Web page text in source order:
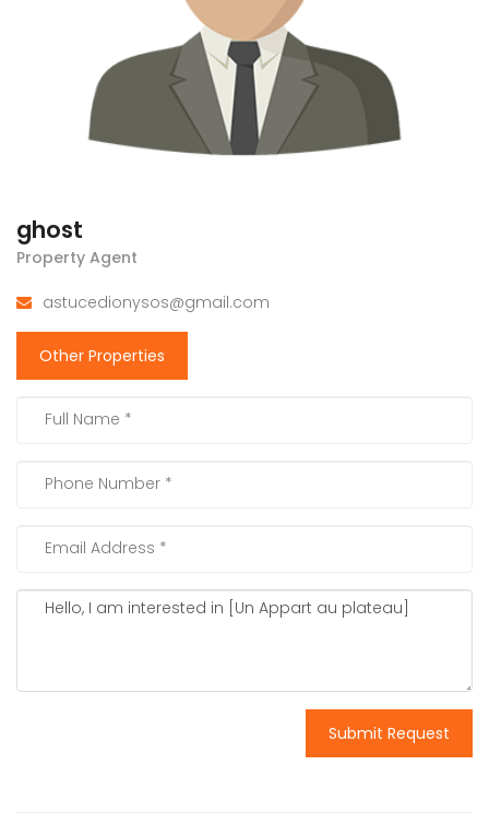
ghost
Property Agent
astucedionysos@gmail.com
Other Properties
Submit Request